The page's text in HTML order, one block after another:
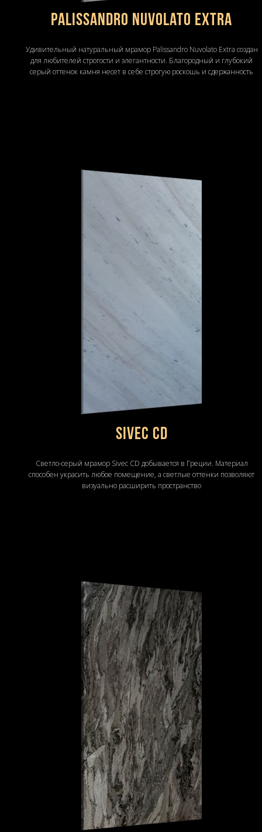
Palissandro Nuvolato Extra
Удивительный натуральный мрамор Palissandro Nuvolato Extra создан
для любителей строгости и элегантности. Благородный и глубокий
серый оттенок камня несет в себе строгую роскошь и сдержанность
Sivec CD
Светло-серый мрамор Sivec CD добывается в Греции. Материал
способен украсить любое помещение, а светлые оттенки позволяют
визуально расширить пространство